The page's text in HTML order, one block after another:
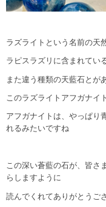
ラズライトという名前の天
ラピスラズリに含まれてい
また違う種類の天藍石とが
このラズライトアフガナイ
アフガナイトは、やっぱり
れるみたいですね
この深い蒼藍の石が、皆さ
らしますように
読んでくれてありがとうご